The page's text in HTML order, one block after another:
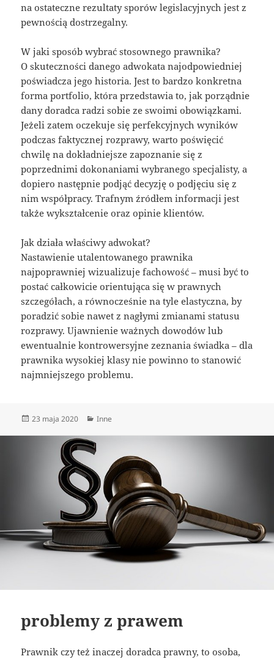
na ostateczne rezultaty sporów legislacyjnych jest z
pewnością dostrzegalny.
W jaki sposób wybrać stosownego prawnika?
O skuteczności danego adwokata najodpowiedniej
poświadcza jego historia. Jest to bardzo konkretna
forma portfolio, która przedstawia to, jak porządnie
dany doradca radzi sobie ze swoimi obowiązkami.
Jeżeli zatem oczekuje się perfekcyjnych wyników
podczas faktycznej rozprawy, warto poświęcić
chwilę na dokładniejsze zapoznanie się z
poprzednimi dokonaniami wybranego specjalisty, a
dopiero następnie podjąć decyzję o podjęciu się z
nim współpracy. Trafnym źródłem informacji jest
także wykształcenie oraz opinie klientów.
Jak działa właściwy adwokat?
Nastawienie utalentowanego prawnika
najpoprawniej wizualizuje fachowość – musi być to
postać całkowicie orientująca się w prawnych
szczegółach, a równocześnie na tyle elastyczna, by
poradzić sobie nawet z nagłymi zmianami statusu
rozprawy. Ujawnienie ważnych dowodów lub
ewentualnie kontrowersyjne zeznania świadka – dla
prawnika wysokiej klasy nie powinno to stanowić
najmniejszego problemu.
Data
23 maja 2020 Kategorie
Inne
problemy z prawem
Prawnik czy też inaczej doradca prawny, to osoba,